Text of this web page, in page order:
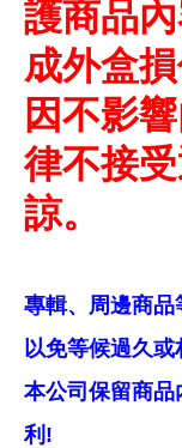
護商品
成外盒
因不影
律不接
諒。
專輯、周邊商品
以免等候過久
本公司保留商
利!